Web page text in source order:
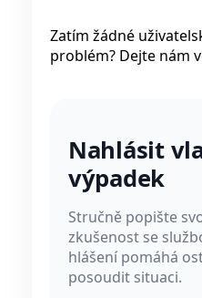
Zatím žádné
problém? Dejte nám
Nahlásit
výpadek
Stručně popište
zkušenost se
hlášení pomáhá
posoudit situaci.